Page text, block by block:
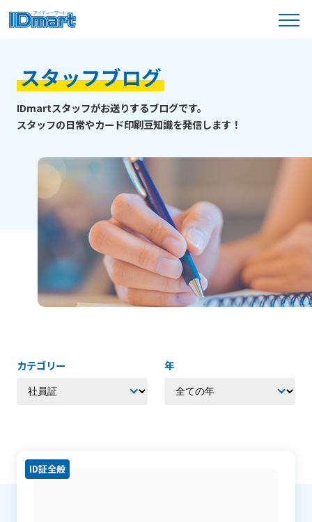
製品ラインナップ
カードの種類
2つの作成プラン
ご利用ガイド
データ作成ガイド
はじめての方へ 料金表
よくある質問
menu
スタッフブログ
IDmartスタッフがお送りするブログです。
スタッフの日常やカード印刷豆知識を発信します！
カテゴリー 年
ID証全般